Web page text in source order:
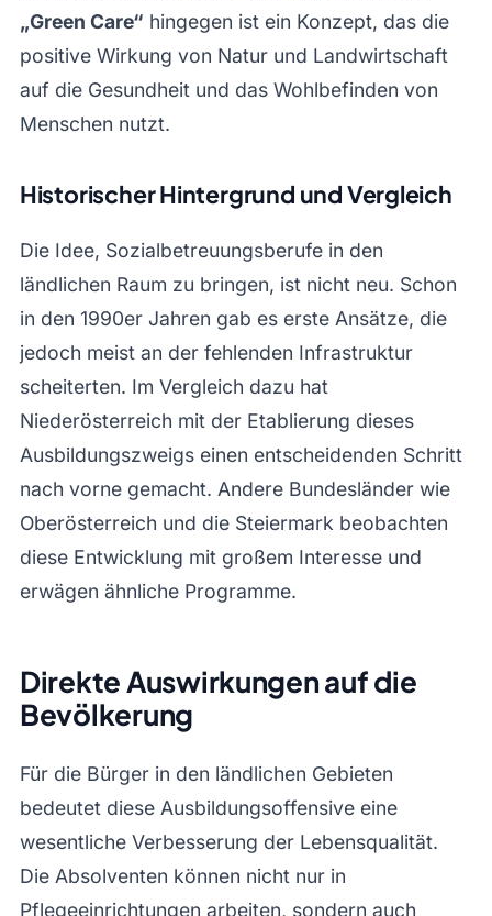
„Green Care“ hingegen ist ein Konzept, das die
positive Wirkung von Natur und Landwirtschaft
auf die Gesundheit und das Wohlbefinden von
Menschen nutzt.
Historischer Hintergrund und Vergleich
Die Idee, Sozialbetreuungsberufe in den
ländlichen Raum zu bringen, ist nicht neu. Schon
in den 1990er Jahren gab es erste Ansätze, die
jedoch meist an der fehlenden Infrastruktur
scheiterten. Im Vergleich dazu hat
Niederösterreich mit der Etablierung dieses
Ausbildungszweigs einen entscheidenden Schritt
nach vorne gemacht. Andere Bundesländer wie
Oberösterreich und die Steiermark beobachten
diese Entwicklung mit großem Interesse und
erwägen ähnliche Programme.
Direkte Auswirkungen auf die
Bevölkerung
Für die Bürger in den ländlichen Gebieten
bedeutet diese Ausbildungsoffensive eine
wesentliche Verbesserung der Lebensqualität.
Die Absolventen können nicht nur in
Pflegeeinrichtungen arbeiten, sondern auch